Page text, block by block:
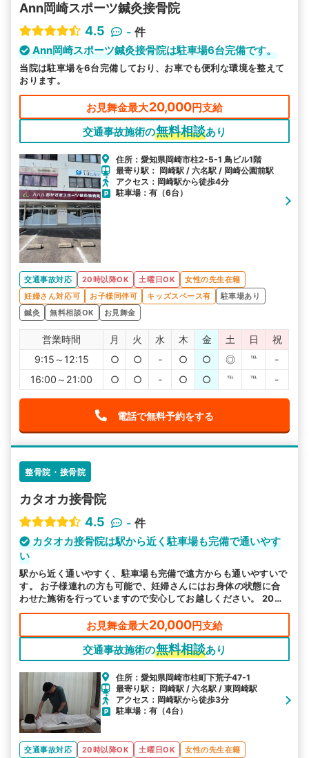
詳細条件で絞り込む
その他の検索方法
駅から探す 院名から探す
Ann岡崎スポーツ鍼灸接骨院
4.5
- 件
Ann岡崎スポーツ鍼灸接骨院は駐車場6台完備です。
当院は駐車場を6台完備しており、お車でも便利な環境を整えて
おります。
お見舞金最大20,000円支給
交通事故施術の無料相談あり
住所：愛知県岡崎市柱2-5-1 鳥ビル1階
最寄り駅： 岡崎駅 / 六名駅 / 岡崎公園前駅
アクセス：岡崎駅から徒歩4分
駐車場：有（6台）
交通事故対応 20時以降OK 土曜日OK
女性の先生在籍
妊婦さん対応可
お子様同伴可 キッズスペース有
駐車場あり
鍼灸
無料相談OK お見舞金
営業時間 月 火 水 木 金 土 日
祝
9:15～12:15
○ ○ - ○ ○ ◎ ℡
-
16:00～21:00
○ ○ - ○ ○ ℡ ℡ -
電話で無料予約をする
整骨院・接骨院
カタオカ接骨院
4.5
- 件
カタオカ接骨院は駅から近く駐車場も完備で通いやす
い
駅から近く通いやすく、駐車場も完備で遠方からも通いやすいで
す。 お子様連れの方も可能で、妊婦さんにはお身体の状態に合
わせた施術を行っていますので安心してお越しください。 20時
以降も営業しておりますので、お忙しい方もお気軽にご利用くだ
お見舞金最大20,000円支給
交通事故施術の無料相談あり
住所：愛知県岡崎市柱町下荒子47-1
最寄り駅： 岡崎駅 / 六名駅 / 東岡崎駅
アクセス：岡崎駅から徒歩3分
駐車場：有（4台）
交通事故対応 20時以降OK 土曜日OK
女性の先生在籍